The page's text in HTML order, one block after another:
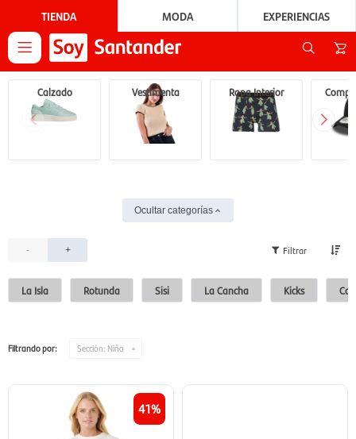
TIENDA MODA EXPERIENCIAS

Calzado Vestimenta Ropa Interior
Ocultar categorías
- +
La Isla Rotunda Sisi La Cancha Kicks
Filtrando por: Sección: Niño
41